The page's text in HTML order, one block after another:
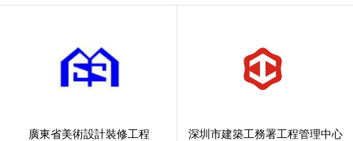
廣東省美術設計裝修工程 深圳市建築工務署工程管理中心